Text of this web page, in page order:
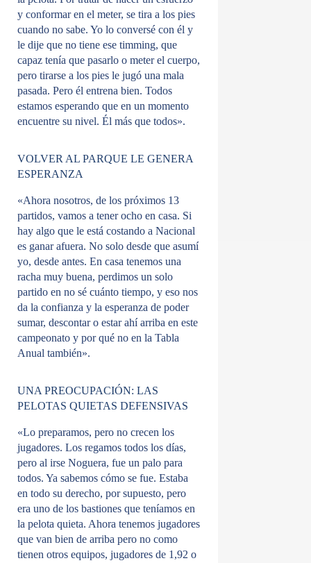
y conformar en el meter, se tira a los pies
cuando no sabe. Yo lo conversé con él y
le dije que no tiene ese timming, que
capaz tenía que pasarlo o meter el cuerpo,
pero tirarse a los pies le jugó una mala
pasada. Pero él entrena bien. Todos
estamos esperando que en un momento
encuentre su nivel. Él más que todos».
VOLVER AL PARQUE LE GENERA
ESPERANZA
«Ahora nosotros, de los próximos 13
partidos, vamos a tener ocho en casa. Si
hay algo que le está costando a Nacional
es ganar afuera. No solo desde que asumí
yo, desde antes. En casa tenemos una
racha muy buena, perdimos un solo
partido en no sé cuánto tiempo, y eso nos
da la confianza y la esperanza de poder
sumar, descontar o estar ahí arriba en este
campeonato y por qué no en la Tabla
Anual también».
UNA PREOCUPACIÓN: LAS
PELOTAS QUIETAS DEFENSIVAS
«Lo preparamos, pero no crecen los
jugadores. Los regamos todos los días,
pero al irse Noguera, fue un palo para
todos. Ya sabemos cómo se fue. Estaba
en todo su derecho, por supuesto, pero
era uno de los bastiones que teníamos en
la pelota quieta. Ahora tenemos jugadores
que van bien de arriba pero no como
tienen otros equipos, jugadores de 1,92 o